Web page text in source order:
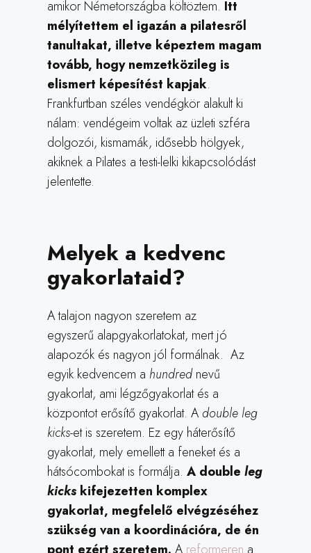
amikor Németországba költöztem. Itt
mélyítettem el igazán a pilatesről
tanultakat, illetve képeztem magam
tovább, hogy nemzetközileg is
elismert képesítést kapjak.
Frankfurtban széles vendégkör alakult ki
nálam: vendégeim voltak az üzleti szféra
dolgozói, kismamák, idősebb hölgyek,
akiknek a Pilates a testi-lelki kikapcsolódást
jelentette.
Melyek a kedvenc
gyakorlataid?
A talajon nagyon szeretem az
egyszerű alapgyakorlatokat, mert jó
alapozók és nagyon jól formálnak. Az
egyik kedvencem a hundrednevű
gyakorlat, ami légzőgyakorlat és a
központot erősítő gyakorlat. Adouble leg
kicks-et is szeretem. Ez egy háterősítő
gyakorlat, mely emellett a feneket és a
hátsócombokat is formálja. A double leg
kicks kifejezetten komplex
gyakorlat, megfelelő elvégzéséhez
szükség van a koordinációra, de én